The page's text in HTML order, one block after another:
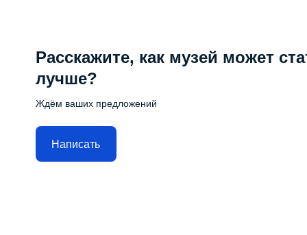
Расскажите, как музей может
лучше?
Ждём ваших предложений
Написать